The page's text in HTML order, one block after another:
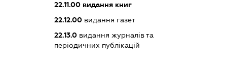
22.11.00видання книг
22.12.00видання газет
22.13.0видання журналів та
періодичних публікацій